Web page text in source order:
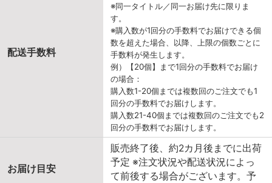
配送手数料
※同一タイトル／同一お届け先に限りま
す。
※購入数が1回分の手数料でお届けできる個
数を超えた場合、以降、上限の個数ごとに
手数料が発生します。
例）【20個】まで1回分の手数料でお届け
の場合：
購入数1-20個までは複数回のご注文でも1
回分の手数料でお届けします。
購入数21-40個までは複数回のご注文でも2
回分の手数料でお届けします。
お届け目安
販売終了後、約2カ月後までに出荷
予定 ※注文状況や配送状況によっ
て前後する場合がございます。予